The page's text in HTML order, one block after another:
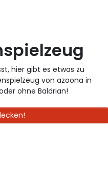
hier gibt es etwas zu
von azoona in
ohne Baldrian!